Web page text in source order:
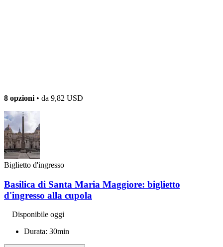
8 opzioni • da 9,82 USD
Biglietto d'ingresso
Basilica di Santa Maria Maggiore: biglietto
d'ingresso alla cupola
Disponibile oggi
Durata: 30min